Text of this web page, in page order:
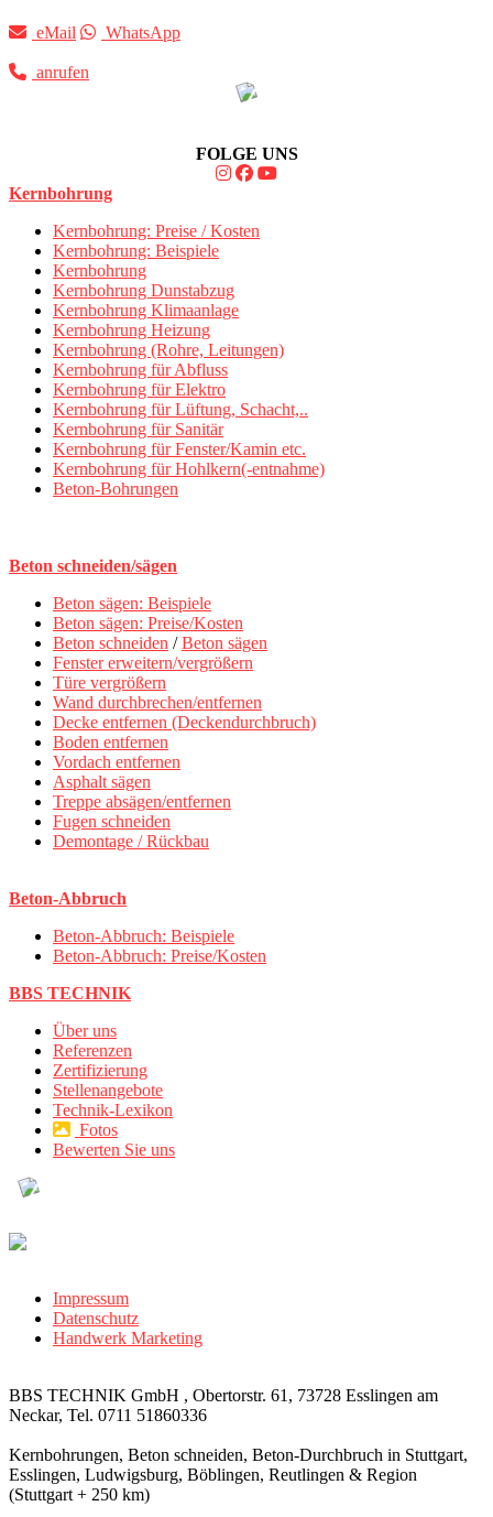
eMail WhatsApp
anrufen
FOLGE UNS
Kernbohrung
Kernbohrung: Preise / Kosten
Kernbohrung: Beispiele
Kernbohrung
Kernbohrung Dunstabzug
Kernbohrung Klimaanlage
Kernbohrung Heizung
Kernbohrung (Rohre, Leitungen)
Kernbohrung für Abfluss
Kernbohrung für Elektro
Kernbohrung für Lüftung, Schacht,..
Kernbohrung für Sanitär
Kernbohrung für Fenster/Kamin etc.
Kernbohrung für Hohlkern(-entnahme)
Beton-Bohrungen
Beton schneiden/sägen
Beton sägen: Beispiele
Beton sägen: Preise/Kosten
Beton schneiden /Beton sägen
Fenster erweitern/vergrößern
Türe vergrößern
Wand durchbrechen/entfernen
Decke entfernen (Deckendurchbruch)
Boden entfernen
Vordach entfernen
Asphalt sägen
Treppe absägen/entfernen
Fugen schneiden
Demontage / Rückbau
Beton-Abbruch
Beton-Abbruch: Beispiele
Beton-Abbruch: Preise/Kosten
BBS TECHNIK
Über uns
Referenzen
Zertifizierung
Stellenangebote
Technik-Lexikon
Fotos
Bewerten Sie uns
Impressum
Datenschutz
Handwerk Marketing
BBS TECHNIK GmbH , Obertorstr. 61, 73728 Esslingen am
Neckar, Tel. 0711 51860336
Kernbohrungen, Beton schneiden, Beton-Durchbruch in Stuttgart,
Esslingen, Ludwigsburg, Böblingen, Reutlingen & Region
(Stuttgart + 250 km)